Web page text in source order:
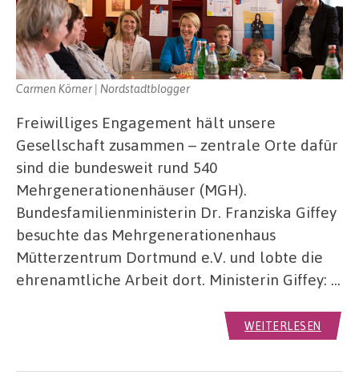
Carmen Körner | Nordstadtblogger
Freiwilliges Engagement hält unsere
Gesellschaft zusammen – zentrale Orte dafür
sind die bundesweit rund 540
Mehrgenerationenhäuser (MGH).
Bundesfamilienministerin Dr. Franziska Giffey
besuchte das Mehrgenerationenhaus
Mütterzentrum Dortmund e.V. und lobte die
ehrenamtliche Arbeit dort. Ministerin Giffey: …
WEITERLESEN